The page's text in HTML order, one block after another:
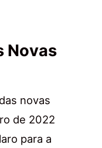
Novas
novas
de 2022
para a